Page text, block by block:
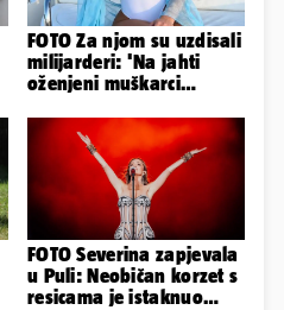
FOTO Za njom su uzdisali
milijarderi: 'Na jahti
oženjeni muškarci
FOTO Severina zapjevala
u Puli: Neobičan korzet s
resicama je istaknuo